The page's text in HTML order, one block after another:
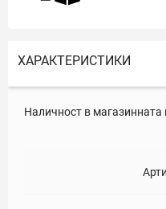
ХАРАКТЕРИСТИКИ
Наличност в